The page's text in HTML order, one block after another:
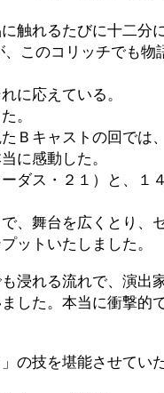
触れるたびに十二分
このコリッチでも
に応えている。
。
Ｂキャストの回で
に感動した。
ダス・２１）と、
、舞台を広くとり、
ットいたしました。
浸れる流れで、演
した。本当に衝撃的で
の技を堪能させてい